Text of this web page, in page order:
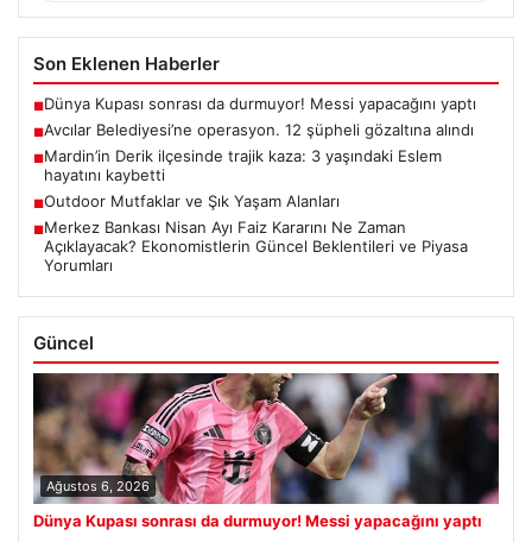
Son Eklenen Haberler
■Dünya Kupası sonrası da durmuyor! Messi yapacağını yaptı
■Avcılar Belediyesi’ne operasyon. 12 şüpheli gözaltına alındı
■Mardin’in Derik ilçesinde trajik kaza: 3 yaşındaki Eslem
hayatını kaybetti
■Outdoor Mutfaklar ve Şık Yaşam Alanları
■Merkez Bankası Nisan Ayı Faiz Kararını Ne Zaman
Açıklayacak? Ekonomistlerin Güncel Beklentileri ve Piyasa
Yorumları
Güncel
Ağustos 6, 2026
Dünya Kupası sonrası da durmuyor! Messi yapacağını yaptı